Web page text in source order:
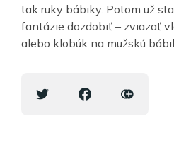
tak ruky bábiky. Potom už
fantázie dozdobiť – zviazať
alebo klobúk na mužskú